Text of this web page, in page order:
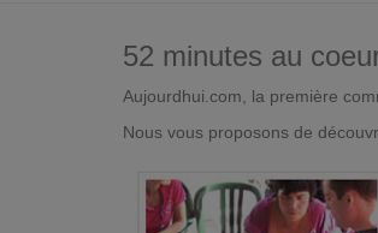
52 minutes au
Aujourdhui.com, la première
Nous vous proposons de